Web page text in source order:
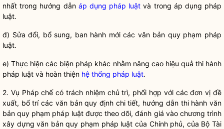
nhất trong hướng dẫn áp dụng pháp luật và trong áp dụng pháp
luật.
đ) Sửa đổi, bổ sung, ban hành mới các văn bản quy phạm pháp
luật.
e) Thực hiện các biện pháp khác nhằm nâng cao hiệu quả thi hành
pháp luật và hoàn thiện hệ thống pháp luật.
2. Vụ Pháp chếcó trách nhiệm chủ trì, phối hợp với các đơn vị đề
xuất, bố trí các văn bản quy định chi tiết, hướng dẫn thi hành văn
bản quy phạm pháp luậtđược theo dõi, đánh giá vào chương trình
xây dựng văn bản quy phạm pháp luật của Chính phủ, của Bộ Tài